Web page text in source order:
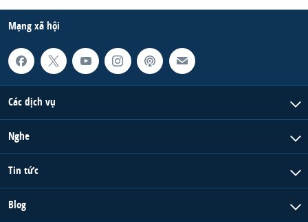
Mạng xã hội
Các dịch vụ
Nghe
Tin tức
Blog